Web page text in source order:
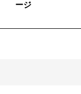
ージ